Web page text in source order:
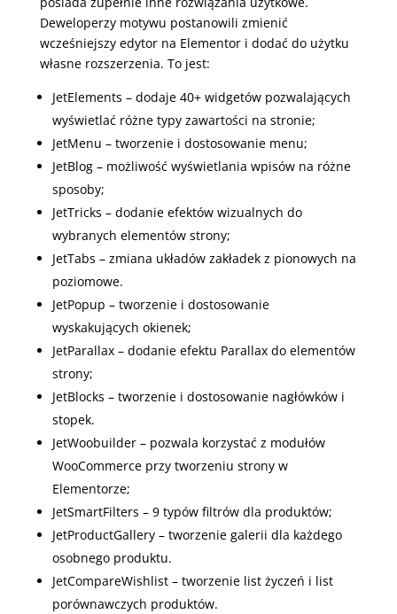
Deweloperzy motywu postanowili zmienić
wcześniejszy edytor na Elementor i dodać do użytku
własne rozszerzenia. To jest:
JetElements – dodaje 40+ widgetów pozwalających
wyświetlać różne typy zawartości na stronie;
JetMenu – tworzenie i dostosowanie menu;
JetBlog – możliwość wyświetlania wpisów na różne
sposoby;
JetTricks – dodanie efektów wizualnych do
wybranych elementów strony;
JetTabs – zmiana układów zakładek z pionowych na
poziomowe.
JetPopup – tworzenie i dostosowanie
wyskakujących okienek;
JetParallax – dodanie efektu Parallax do elementów
strony;
JetBlocks – tworzenie i dostosowanie nagłówków i
stopek.
JetWoobuilder – pozwala korzystać z modułów
WooCommerce przy tworzeniu strony w
Elementorze;
JetSmartFilters – 9 typów filtrów dla produktów;
JetProductGallery – tworzenie galerii dla każdego
osobnego produktu.
JetCompareWishlist – tworzenie list życzeń i list
porównawczych produktów.